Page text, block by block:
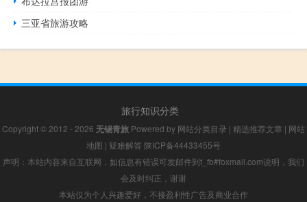
三亚省旅游攻略
旅行知识分类
Copyright © 2012 - 2026 无锡青旅 Powered by 网站分类目录 | 精选推荐文章 | 网站
地图 | 疑难解答 陕ICP备44433455号
声明：本站内容来自互联网，如信息有错误可发邮件到f_fb#foxmail.com说明，我们
会及时纠正，谢谢
本站仅为个人兴趣爱好，不接盈利性广告及商业合作